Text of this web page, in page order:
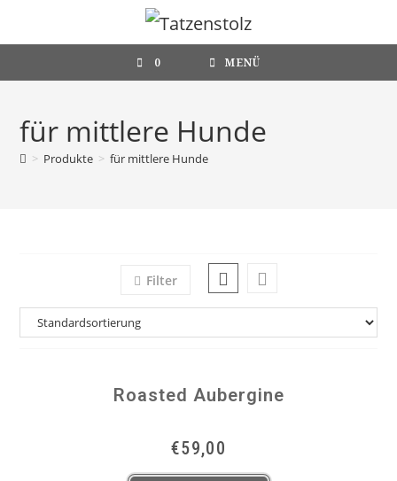
0 MENÜ
für mittlere Hunde
> Produkte > für mittlere Hunde
Filter
Roasted Aubergine
€59,00